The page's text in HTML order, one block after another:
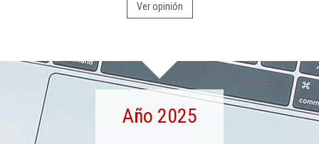
Ver opinión
Año 2025